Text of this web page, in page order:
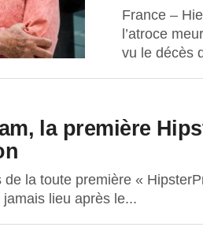
France –
l’atroce
vu le décès
la première
la toute première «
lieu après le...